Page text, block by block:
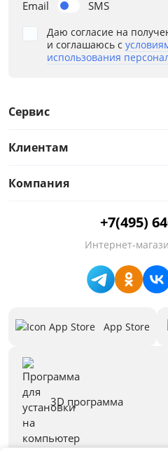
Цвет
Бежевый
Ширина, мм
от
Предложения
Email SMS
Даю согласие на
и соглашаюсь с
использования
Сервис
Клиентам
Компания
+7(495)
Интернет-
App Store
3D программа